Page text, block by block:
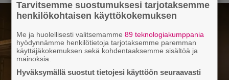
Tarvitsemme suostumuksesi tarjotaksemme
henkilökohtaisen käyttökokemuksen
Me ja huolellisesti valitsemamme89 teknologiakumppania
hyödynnämme henkilötietoja tarjotaksemme paremman
käyttäjäkokemuksen sekä kohdentaaksemme sisältöä ja
mainoksia.
Hyväksymällä suostut tietojesi käyttöön seuraavasti